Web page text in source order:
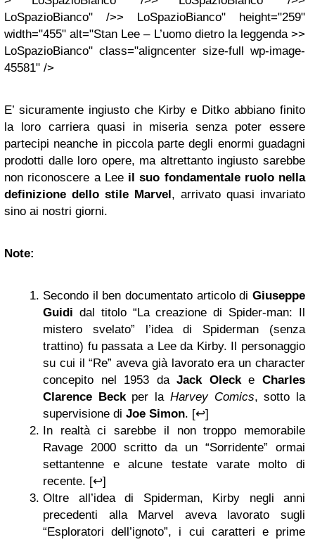
LoSpazioBianco" />> LoSpazioBianco" height="259"
width="455" alt="Stan Lee – L’uomo dietro la leggenda >>
LoSpazioBianco" class="aligncenter size-full wp-image-
45581" />
E’ sicuramente ingiusto che Kirby e Ditko abbiano finito
la loro carriera quasi in miseria senza poter essere
partecipi neanche in piccola parte degli enormi guadagni
prodotti dalle loro opere, ma altrettanto ingiusto sarebbe
non riconoscere a Lee il suo fondamentale ruolo nella
definizione dello stile Marvel, arrivato quasi invariato
sino ai nostri giorni.
Note:
Secondo il ben documentato articolo di Giuseppe
Guidi dal titolo “La creazione di Spider-man: Il
mistero svelato” l’idea di Spiderman (senza
trattino) fu passata a Lee da Kirby. Il personaggio
su cui il “Re” aveva già lavorato era un character
concepito nel 1953 daJack OleckeCharles
Clarence Beckper la Harvey Comics, sotto la
supervisione di Joe Simon. [↩]
In realtà ci sarebbe il non troppo memorabile
Ravage 2000 scritto da un “Sorridente” ormai
settantenne e alcune testate varate molto di
recente. [↩]
Oltre all’idea di Spiderman, Kirby negli anni
precedenti alla Marvel aveva lavorato sugli
“Esploratori dell’ignoto”, i cui caratteri e prime